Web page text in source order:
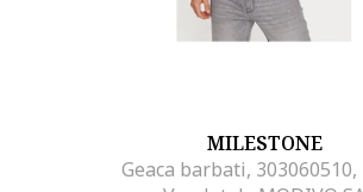
MILESTONE